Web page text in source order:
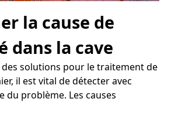
la cause de
dans la cave
solutions pour le traitement de
il est vital de détecter avec
du problème. Les causes